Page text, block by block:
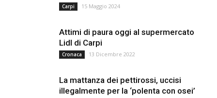
Carpi 15 Maggio 2024
Attimi di paura oggi al supermercato
Lidl di Carpi
Cronaca 13 Dicembre 2022
La mattanza dei pettirossi, uccisi
illegalmente per la ‘polenta con osei’